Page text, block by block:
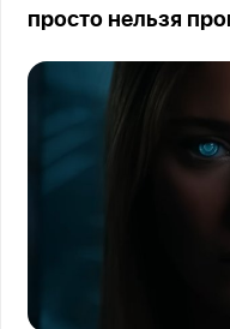
просто нельзя